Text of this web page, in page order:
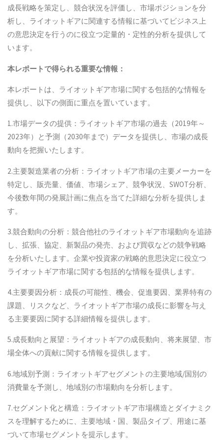
成長戦略を策定し、競合状況を評価し、市場ポジションを分
析し、ライオットギアに関連する情報に基づいてビジネス上
の意思決定を行うのに役立つ定量的・定性的分析を提供して
います。
本レポートで得られる重要な情報：
本レポートは、ライオットギア市場に関する包括的な情報を
提供し、以下の側面に重点を置いています。
1.市場データの提供：ライオットギア市場の過去（2019年～
2023年）と予測（2030年まで）データを提供し、市場の成長
動向を把握いたします。
2.主要製造業者の分析：ライオットギア市場の主要メーカーを
特定し、販売量、価値、市場シェア、競争状況、SWOT分析、
今後数年間の発展計画に焦点を当てた詳細な分析を提供しま
す。
3.競合動向の分析：競合他社のライオットギア市場動向を追跡
し、拡張、協定、新製品の発売、および買収などの競争戦略
を分析いたします。企業や投資家の戦略的意思決定に役立つ
ライオットギア市場に関する包括的な情報を提供します。
4.主要要因分析：成長の可能性、機会、促進要因、業界特有の
課題、リスクなど、ライオットギア市場の成長に影響を与え
る主要要因に関する詳細情報を提供します。
5.成長動向と展望：ライオットギアの成長動向、将来展望、市
場全体への貢献に関する情報を提供します。
6.地域別予測：ライオットギアセグメントの主要地域/国別の
消費量を予測し、地域別の市場動向を分析します。
7.セグメント化と構造：ライオットギア市場構造とダイナミク
スを理解するために、主要地域・国、製品タイプ、用途に基
づいて市場セグメントを提示します。